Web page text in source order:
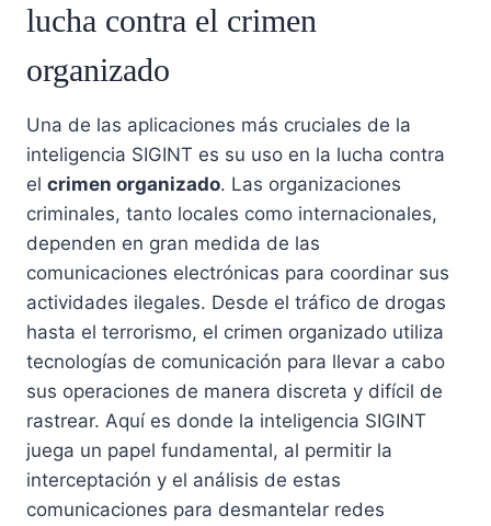
lucha contra el crimen
organizado
Una de las aplicaciones más cruciales de la
inteligencia SIGINT es su uso en la lucha contra
el crimen organizado. Las organizaciones
criminales, tanto locales como internacionales,
dependen en gran medida de las
comunicaciones electrónicas para coordinar sus
actividades ilegales. Desde el tráfico de drogas
hasta el terrorismo, el crimen organizado utiliza
tecnologías de comunicación para llevar a cabo
sus operaciones de manera discreta y difícil de
rastrear. Aquí es donde la inteligencia SIGINT
juega un papel fundamental, al permitir la
interceptación y el análisis de estas
comunicaciones para desmantelar redes